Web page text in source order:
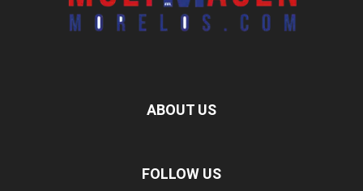
ABOUT US
FOLLOW US